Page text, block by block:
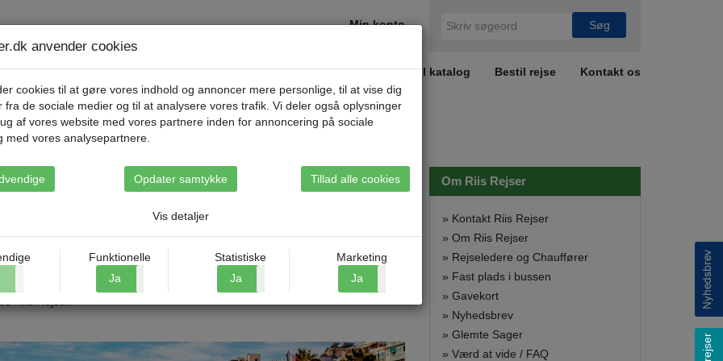
Min konto
Destinationer Rejsetyper Om Riis Rejser Bestil katalog Bestil rejse Kontakt os
CENTRUM
byder på en spændende blanding af historie, kultur og skønne
der elsker Spanien. Gør som tusindvis af andre danskere, og besøg
god mad og maleriske sandstrande. Hvis du elsker grupperejser og
Riis Rejser.
Om Riis Rejser
» Kontakt Riis Rejser
» Om Riis Rejser
» Rejseledere og Chauffører
» Fast plads i bussen
» Gavekort
» Nyhedsbrev
» Glemte Sager
» Værd at vide / FAQ
anvender cookies
cookies til at gøre vores indhold og annoncer mere personlige, til at vise dig
fra de sociale medier og til at analysere vores trafik. Vi deler også oplysninger
af vores website med vores partnere inden for annoncering på sociale
med vores analysepartnere.
Opdater samtykke Tillad alle cookies
Vis detaljer
Funktionelle
Ja
Statistiske
Ja
Marketing
Ja